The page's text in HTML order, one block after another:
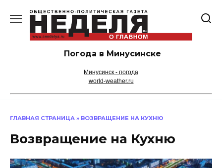
содержанию
Погода в Минусинске
Минусинск - погода
world-weather.ru
ГЛАВНАЯ СТРАНИЦА » ВОЗВРАЩЕНИЕ НА КУХНЮ
Возвращение на Кухню